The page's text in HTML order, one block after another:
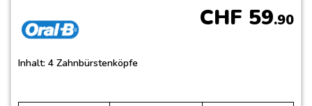
CHF 59.90
Inhalt: 4 Zahnbürstenköpfe